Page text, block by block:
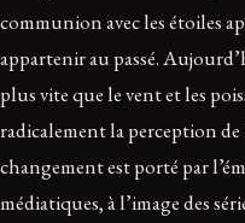
communion avec les étoiles
appartenir au passé.
plus vite que le vent et les
radicalement la perception de
changement est porté par
médiatiques, à l’image des